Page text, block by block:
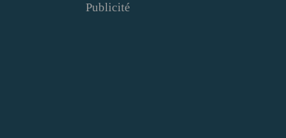
Publicité